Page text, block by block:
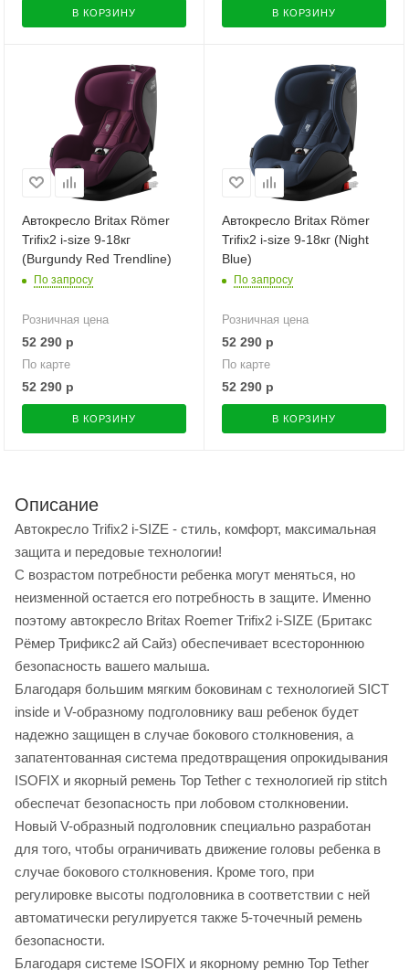
В КОРЗИНУ В КОРЗИНУ
Автокресло Britax Römer
Trifix2 i-size 9-18кг
(Burgundy Red Trendline)
По запросу
Розничная цена
52 290 р
По карте
52 290 р
В КОРЗИНУ
Автокресло Britax Römer
Trifix2 i-size 9-18кг (Night
Blue)
По запросу
Розничная цена
52 290 р
По карте
52 290 р
В КОРЗИНУ
Описание
Автокресло Trifix2 i-SIZE - стиль, комфорт, максимальная
защита и передовые технологии!
С возрастом потребности ребенка могут меняться, но
неизменной остается его потребность в защите. Именно
поэтому автокресло Britax Roemer Trifix2 i-SIZE (Бритакс
Рёмер Трификс2 ай Сайз) обеспечивает всестороннюю
безопасность вашего малыша.
Благодаря большим мягким боковинам с технологией SICT
inside и V-образному подголовнику ваш ребенок будет
надежно защищен в случае бокового столкновения, а
запатентованная система предотвращения опрокидывания
ISOFIX и якорный ремень Top Tether с технологией rip stitch
обеспечат безопасность при лобовом столкновении.
Новый V-образный подголовник специально разработан
для того, чтобы ограничивать движение головы ребенка в
случае бокового столкновения. Кроме того, при
регулировке высоты подголовника в соответствии с ней
автоматически регулируется также 5-точечный ремень
безопасности.
Благодаря системе ISOFIX и якорному ремню Top Tether